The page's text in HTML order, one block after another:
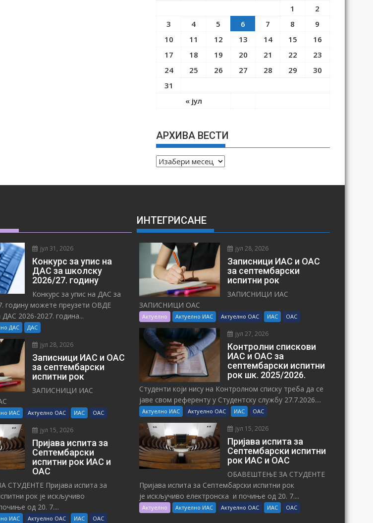
« јул
1
2
3
4 5 6 7 8
9
10
11 12 13 14 15
16
17
18 19 20 21 22
23
24
25 26 27 28 29
30
31
АРХИВА ВЕСТИ
А
Х
А
В
Е
С
Т
И
јул 31, 2026
Конкурс за упис на
ДАС за школску
2026/27. годину
Конкурс за упис на ДАС за
годину можете преузети ОВДЕ
ДАС 2026-2027. година...
ДАС ДАС
јул 28, 2026
Записници ИАС и ОАС
за септембарски
испитни рок
ЗАПИСНИЦИ ИАС
ИАС Актуелно ОАС ИАС ОАС
јул 15, 2026
Пријава испита за
Септембарски
испитни рок ИАС и
ОАС
Пријава испита за
рок је искључиво
од 20. 7....
ИАС Актуелно ОАС ИАС ОАС
ИНТЕГРИСАНЕ
јул 28, 2026
Записници ИАС и ОАС
за септембарски
испитни рок
ЗАПИСНИЦИ ИАС
ЗАПИСНИЦИ ОАС
Актуелно Актуелно ИАС Актуелно ОАС ИАС ОАС
јул 27, 2026
Контролни спискови
ИАС и ОАС за
септембарски испитни
рок шк. 2025/2026.
Студенти који нису на Контролном списку треба да се
јаве свом референту у Студентску службу 27.7.2026....
Актуелно ИАС Актуелно ОАС ИАС ОАС
јул 15, 2026
Пријава испита за
Септембарски испитни
рок ИАС и ОАС
ОБАВЕШТЕЊЕ ЗА СТУДЕНТЕ
Пријава испита за Септембарски испитни рок
је искључиво електронска и почиње од 20. 7....
Актуелно Актуелно ИАС Актуелно ОАС ИАС ОАС